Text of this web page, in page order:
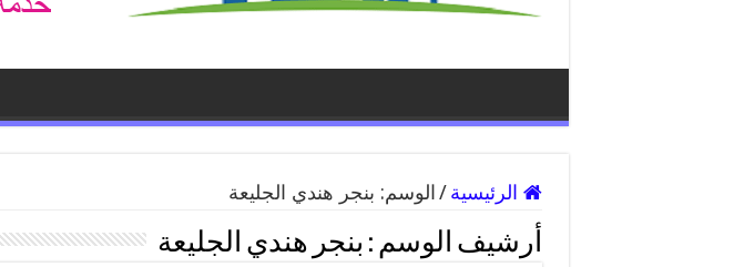
الرئيسية / الوسم: بنجر هندي الجليعة
أرشيف الوسم : بنجر هندي الجليعة